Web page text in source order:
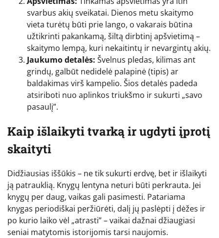
svarbus akių sveikatai. Dienos metu skaitymo
vieta turėtų būti prie lango, o vakarais būtina
užtikrinti pakankamą, šiltą dirbtinį apšvietimą –
skaitymo lempą, kuri nekaitintų ir nevargintų akių.
Jaukumo detalės: Švelnus pledas, kilimas ant
grindų, galbūt nedidelė palapinė (tipis) ar
baldakimas virš kampelio. Šios detalės padeda
atsiriboti nuo aplinkos triukšmo ir sukurti „savo
pasaulį”.
Kaip išlaikyti tvarką ir ugdyti įprotį
skaityti
Didžiausias iššūkis – ne tik sukurti erdvę, bet ir išlaikyti
ją patrauklią. Knygų lentyna neturi būti perkrauta. Jei
knygų per daug, vaikas gali pasimesti. Patariama
knygas periodiškai peržiūrėti, dalį jų paslėpti į dėžes ir
po kurio laiko vėl „atrasti” – vaikai dažnai džiaugiasi
seniai matytomis istorijomis tarsi naujomis.